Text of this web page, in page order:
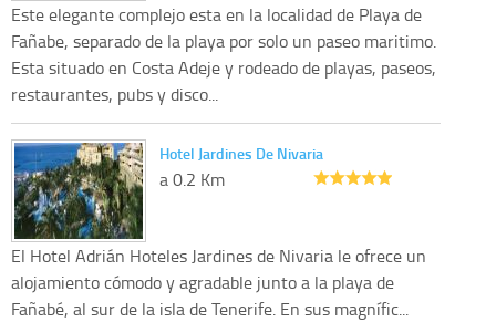
Este elegante complejo esta en la localidad de Playa de
Fañabe, separado de la playa por solo un paseo maritimo.
Esta situado en Costa Adeje y rodeado de playas, paseos,
restaurantes, pubs y disco...
Hotel Jardines De Nivaria
a 0.2 Km
El Hotel Adrián Hoteles Jardines de Nivaria le ofrece un
alojamiento cómodo y agradable junto a la playa de
Fañabé, al sur de la isla de Tenerife. En sus magnífic...